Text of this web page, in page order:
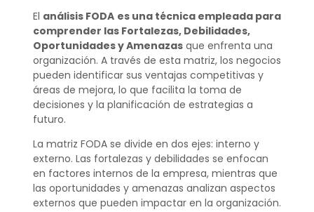
El análisis FODA es una técnica empleada para
comprender las Fortalezas, Debilidades,
Oportunidades y Amenazasque enfrenta una
organización. A través de esta matriz, los negocios
pueden identificar sus ventajas competitivas y
áreas de mejora, lo que facilita la toma de
decisiones y la planificación de estrategias a
futuro.
La matriz FODA se divide en dos ejes: interno y
externo. Las fortalezas y debilidades se enfocan
en factores internos de la empresa, mientras que
las oportunidades y amenazas analizan aspectos
externos que pueden impactar en la organización.